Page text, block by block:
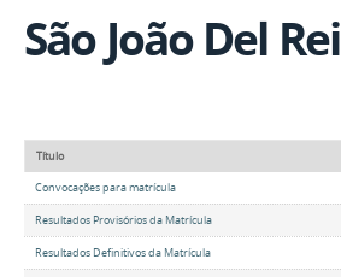
São João Del Rei
Título
Convocações para matrícula
Resultados Provisórios da Matrícula
Resultados Definitivos da Matrícula